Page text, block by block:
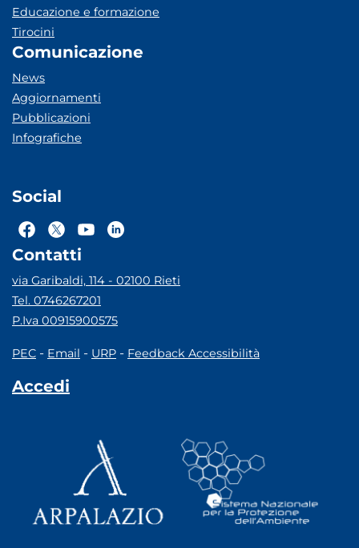
Educazione e formazione
Tirocini
Comunicazione
News
Aggiornamenti
Pubblicazioni
Infografiche
Social
Contatti
via Garibaldi, 114 - 02100 Rieti
Tel. 0746267201
P.Iva 00915900575
PEC - Email - URP - Feedback Accessibilità
Accedi